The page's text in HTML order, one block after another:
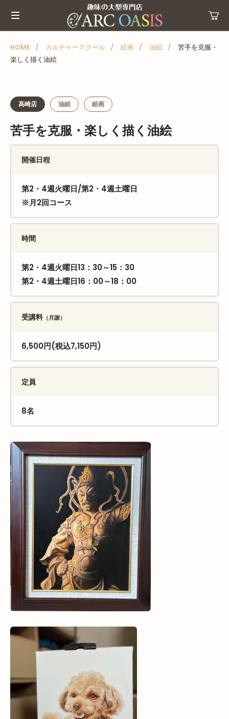
ュ
HOME カルチャースクール 絵画 油絵
苦手を克服・
楽しく描く油絵
高崎店 油絵 絵画
苦手を克服・楽しく描く油絵
開催日程
第2・4週火曜日/第2・4週土曜日
※月2回コース
時間
第2・4週火曜日13：30～15：30
第2・4週土曜日16：00～18：00
受講料（月謝）
6,500円(税込7,150円)
定員
8名